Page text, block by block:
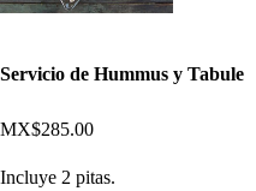
Servicio de Hummus y Tabule
MX$285.00
Incluye 2 pitas.